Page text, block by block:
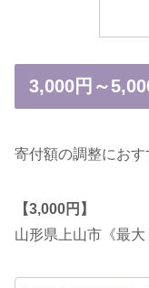
3,000円～
寄付額の調整におす
【3,000円】
山形県上山市《最